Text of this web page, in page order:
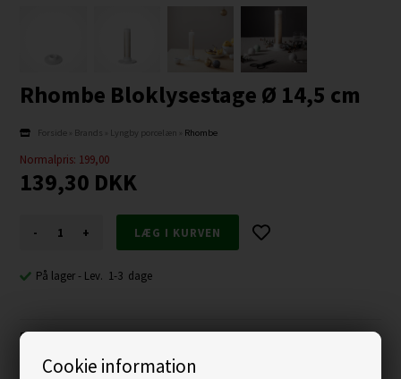
Cookie information
Rhombe Bloklysestage Ø 14,5 cm
Forside Brands Lyngby porcelæn Rhombe
Normalpris: 199,00
139,30 DKK
- +
På lager - Lev. 1-3 dage
Beskrivelse